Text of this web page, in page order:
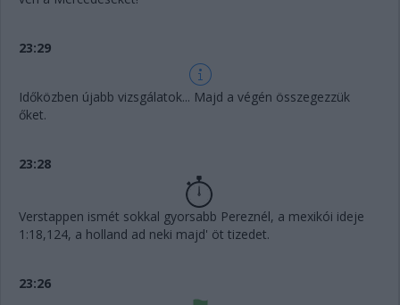
23:29
Időközben újabb vizsgálatok... Majd a végén összegezzük
őket.
23:28
Verstappen ismét sokkal gyorsabb Pereznél, a mexikói ideje
1:18,124, a holland ad neki majd' öt tizedet.
23:26